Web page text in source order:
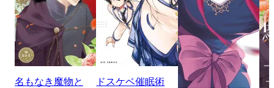
名もなき魔物と
ドスケベ催眠術